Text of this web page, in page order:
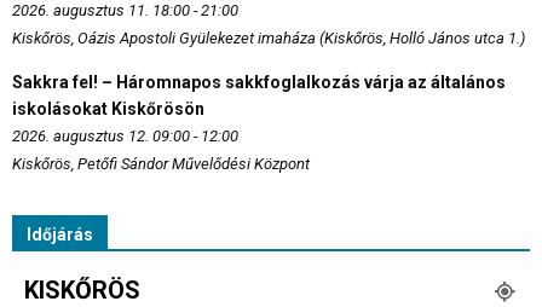
2026. augusztus 11. 18:00 - 21:00
Kiskőrös, Oázis Apostoli Gyülekezet imaháza (Kiskőrös, Holló János utca 1.)
Sakkra fel! – Háromnapos sakkfoglalkozás várja az általános
iskolásokat Kiskőrösön
2026. augusztus 12. 09:00 - 12:00
Kiskőrös, Petőfi Sándor Művelődési Központ
Időjárás
KISKŐRÖS